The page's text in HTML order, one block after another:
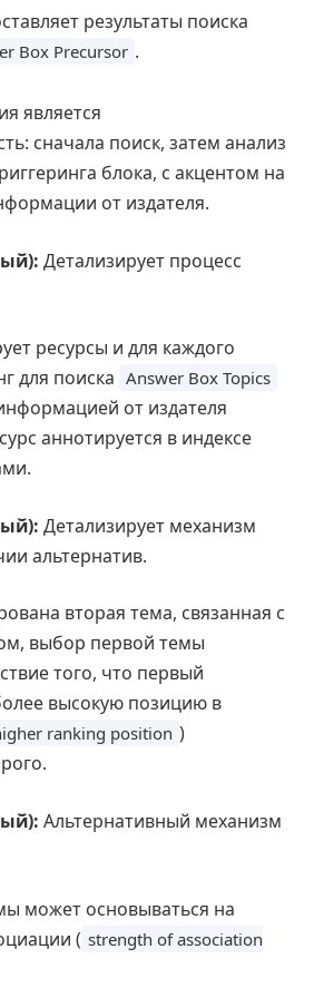
результаты поиска
Box Precursor .
является
сначала поиск, затем анализ
блока, с акцентом на
от издателя.
Детализирует процесс
ресурсы и для каждого
для поиска Answer Box Topics
от издателя
аннотируется в индексе
Детализирует механизм
альтернатив.
вторая тема, связанная с
выбор первой темы
того, что первый
высокую позицию в
ranking position )
Альтернативный механизм
может основываться на
( strength of association